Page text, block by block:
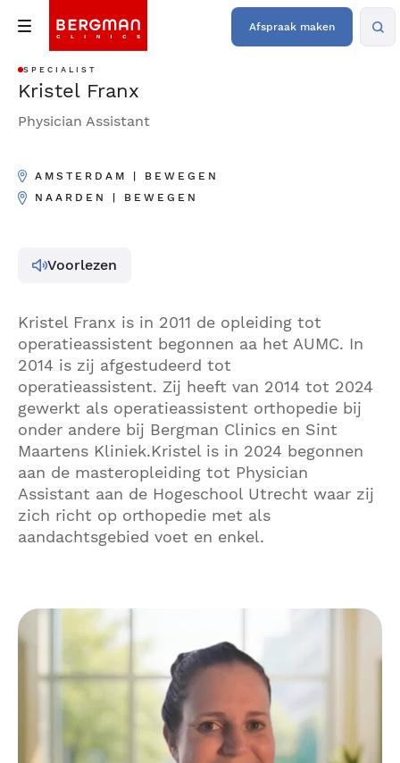
Afspraak maken
SPECIALIST
Kristel Franx
Physician Assistant
AMSTERDAM | BEWEGEN
NAARDEN | BEWEGEN
Voorlezen
Kristel Franx is in 2011 de opleiding tot
operatieassistent begonnen aa het AUMC. In
2014 is zij afgestudeerd tot
operatieassistent. Zij heeft van 2014 tot 2024
gewerkt als operatieassistent orthopedie bij
onder andere bij Bergman Clinics en Sint
Maartens Kliniek.Kristel is in 2024 begonnen
aan de masteropleiding tot Physician
Assistant aan de Hogeschool Utrecht waar zij
zich richt op orthopedie met als
aandachtsgebied voet en enkel.